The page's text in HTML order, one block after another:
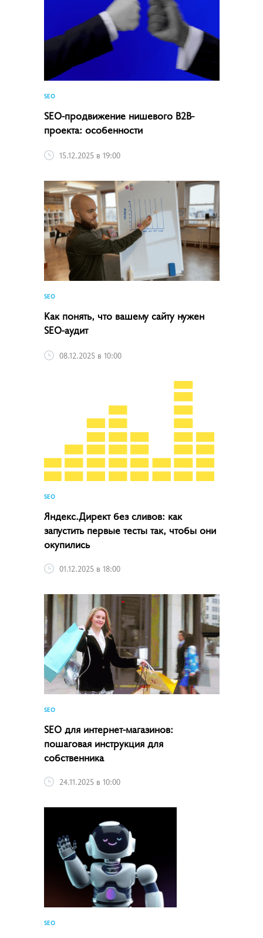
SEO
SEO-продвижение нишевого B2B-
проекта: особенности
15.12.2025 в 19:00
SEO
Как понять, что вашему сайту нужен
SEO-аудит
08.12.2025 в 10:00
SEO
Яндекс.Директ без сливов: как
запустить первые тесты так, чтобы они
окупились
01.12.2025 в 18:00
SEO
SEO для интернет-магазинов:
пошаговая инструкция для
собственника
24.11.2025 в 10:00
SEO